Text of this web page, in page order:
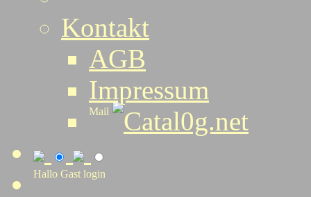
Kontakt
AGB
Impressum
Mail Catal0g.net
Hallo Gast login